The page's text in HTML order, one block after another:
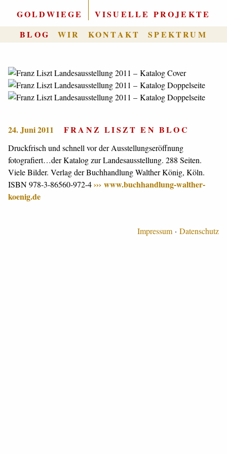
GOLDWIEGE
VISUELLE PROJEKTE
BLOG
WIR KONTAKT SPEKTRUM
24. Juni 2011 FRANZ LISZT EN BLOC
Druckfrisch und schnell vor der Ausstellungseröffnung
fotografiert…der Katalog zur Landesausstellung. 288 Seiten.
Viele Bilder. Verlag der Buchhandlung Walther König, Köln.
ISBN 978-3-86560-972-4
www.buchhandlung-walther-
koenig.de
Impressum Datenschutz